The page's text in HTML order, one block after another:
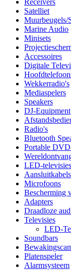
Receivers
Satelliet
Muurbeugels/
Marine Audio
Minisets
Accessoires
Digitale
Wekkerradio's
Mediaspelers
Speakers
DJ-Equipment
Radio's
Bluetooth
Portable
LED-televisies
Aansluitkabels
Microfoons
Bescherming
Adapters
Draadloze
Televisies
LED-
Soundbars
Platenspeler
Alarmsysteem